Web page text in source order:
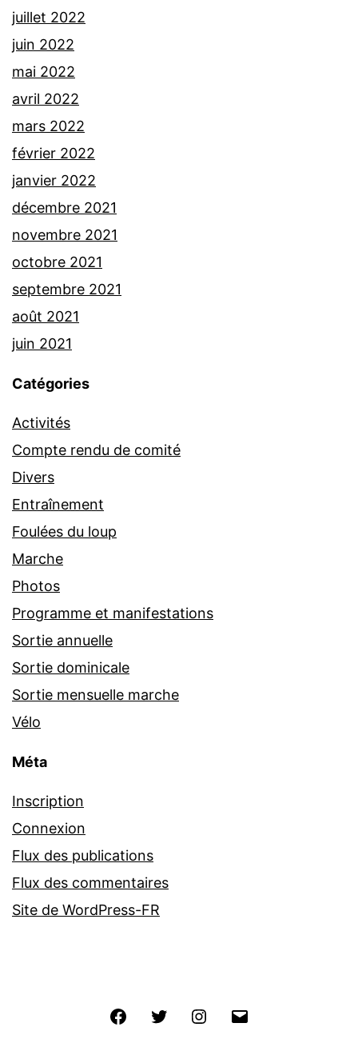
juillet 2022
juin 2022
mai 2022
avril 2022
mars 2022
février 2022
janvier 2022
décembre 2021
novembre 2021
octobre 2021
septembre 2021
août 2021
juin 2021
Catégories
Activités
Compte rendu de comité
Divers
Entraînement
Foulées du loup
Marche
Photos
Programme et manifestations
Sortie annuelle
Sortie dominicale
Sortie mensuelle marche
Vélo
Méta
Inscription
Connexion
Flux des publications
Flux des commentaires
Site de WordPress-FR
FacebookTwitter Instagram